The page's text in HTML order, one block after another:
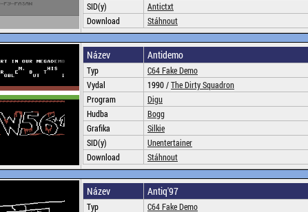
SID(y)
Antictxt
Download
Stáhnout
Název Antidemo
Typ
C64 Fake Demo
Vydal
1990 /The Dirty Squadron
Program
Digu
Hudba
Bogg
Grafika
Silkie
SID(y)
Unentertainer
Download
Stáhnout
Název Antiq'97
Typ C64 Fake Demo